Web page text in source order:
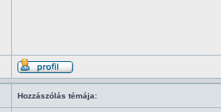
Hozzászólás témája: